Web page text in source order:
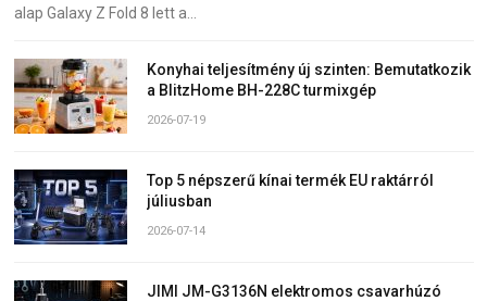
alap Galaxy Z Fold 8 lett a…
Konyhai teljesítmény új szinten: Bemutatkozik
a BlitzHome BH-228C turmixgép
2026-07-19
Top 5 népszerű kínai termék EU raktárról
júliusban
2026-07-14
JIMI JM-G3136N elektromos csavarhúzó